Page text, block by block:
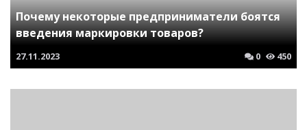
Почему некоторые предприниматели боятся
введения маркировки товаров?
27.11.2023 0 450